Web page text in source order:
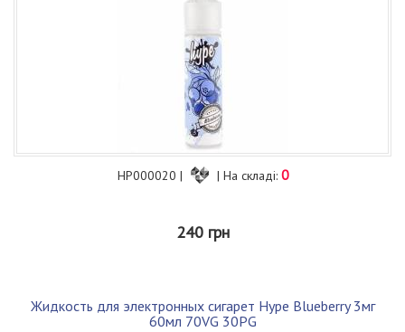
HP000020 | | На складі: 0
240 грн
Жидкость для электронных сигарет Hype Blueberry 3мг
60мл 70VG 30PG